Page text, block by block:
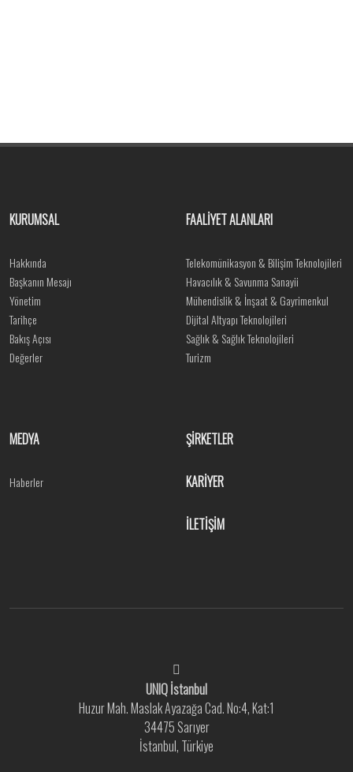
KURUMSAL
Hakkında
Başkanın Mesajı
Yönetim
Tarihçe
Bakış Açısı
Değerler
FAALİYET ALANLARI
Telekomünikasyon & Bilişim Teknolojileri
Havacılık & Savunma Sanayii
Mühendislik & İnşaat & Gayrimenkul
Dijital Altyapı Teknolojileri
Sağlık & Sağlık Teknolojileri
Turizm
MEDYA
Haberler
ŞİRKETLER
KARİYER
İLETİŞİM
UNIQ İstanbul
Huzur Mah. Maslak Ayazağa Cad. No:4, Kat:1
34475 Sarıyer
İstanbul, Türkiye